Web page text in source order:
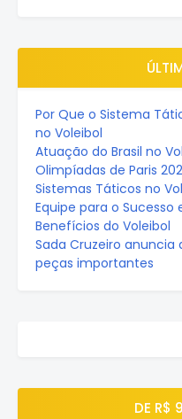
Por Que o Sistema
no Voleibol
Atuação do Brasil no
Olimpíadas de Paris
Sistemas Táticos no
Equipe para o Sucesso
Benefícios do Voleibol
Sada Cruzeiro
peças importantes
DE R$